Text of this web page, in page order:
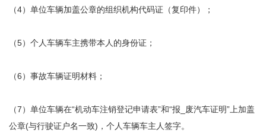
（4）单位车辆加盖公章的组织机构代码证（复印件）；
（5）个人车辆车主携带本人的身份证；
（6）事故车辆证明材料；
（7）单位车辆在“机动车注销登记申请表”和“报_废汽车证明”上加盖
公章(与行驶证户名一致)，个人车辆车主人签字。